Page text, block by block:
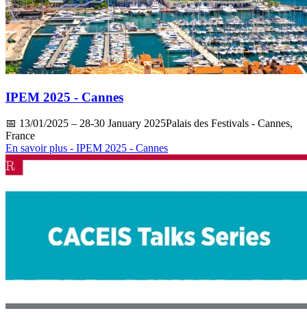
IPEM 2025 - Cannes
📅 13/01/2025 – 28-30 January 2025Palais des Festivals - Cannes,
France
En savoir plus - IPEM 2025 - Cannes